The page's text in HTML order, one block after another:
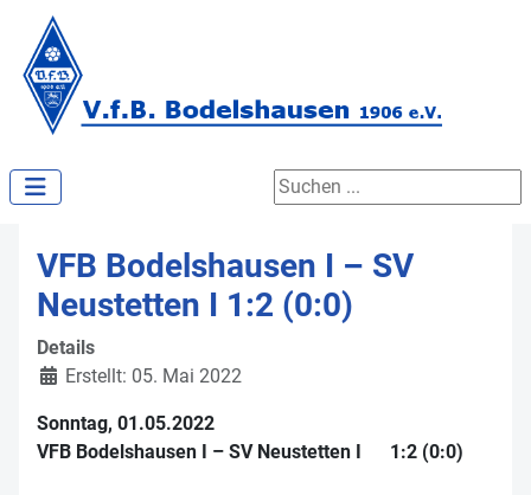
Suchen ...
VFB Bodelshausen I – SV
Neustetten I 1:2 (0:0)
Details
Erstellt: 05. Mai 2022
Sonntag, 01.05.2022
VFB Bodelshausen I – SV Neustetten I 1:2 (0:0)